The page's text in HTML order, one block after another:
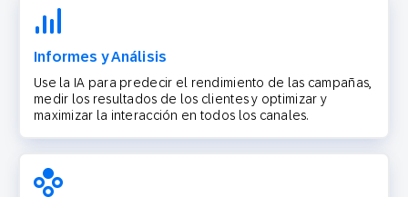
Informes y Análisis
Use la IA para predecir el rendimiento de las campañas,
medir los resultados de los clientes y optimizar y
maximizar la interacción en todos los canales.